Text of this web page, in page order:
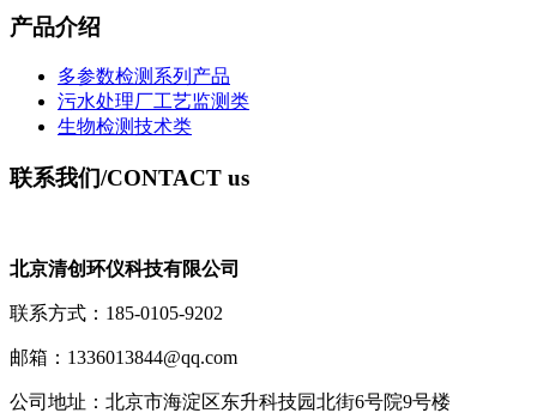
产品介绍
多参数检测系列产品
污水处理厂工艺监测类
生物检测技术类
联系我们/CONTACT us
北京清创环仪科技有限公司
联系方式：185-0105-9202
邮箱：1336013844@qq.com
公司地址： 北京市海淀区东升科技园北街6号院9号楼